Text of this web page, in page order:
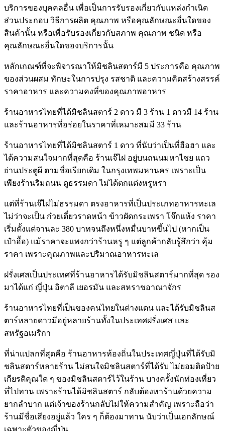
บริการของบุคคลอื่น เพื่อเป็นการรับรองเกี่ยวกับแหล่งกำเนิด
ส่วนประกอบ วิธีการผลิต คุณภาพ หรือคุณลักษณะอื่นใดของ
สินค้านั้น หรือเพื่อรับรองเกี่ยวกับสภาพ คุณภาพ ชนิด หรือ
คุณลักษณะอื่นใดของบริการนั้น
หลักเกณฑ์ที่จะพิจารณาให้มิชลินสตาร์มี 5 ประการคือ คุณภาพ
ของส่วนผสม ทักษะในการปรุง รสชาติ และความคิดสร้างสรรค์
ราคาอาหาร และความคงที่ของคุณภาพอาหาร
ร้านอาหารไทยที่ได้มิชลินสตาร์ 2 ดาว มี 3 ร้าน 1 ดาวมี 14 ร้าน
และร้านอาหารที่อร่อยในราคาที่เหมาะสมมี 33 ร้าน
ร้านอาหารไทยที่ได้มิชลินสตาร์ 1 ดาว ที่นับว่าเป็นที่ฮือฮา และ
ได้ความสนใจมากที่สุดคือ ร้านเจ๊ไฝ อยู่บนถนนมหาไชย แถว
ย่านประตูผี ตามชื่อเรียกเดิม ในกรุงเทพมหานคร เพราะเป็น
เพียงร้านริมถนน ดูธรรมดา ไม่ได้ตกแต่งหรูหรา
แต่ที่ร้านเจ๊ไฝไม่ธรรมดา ตรงอาหารที่เป็นประเภทอาหารทะเล
ไม่ว่าจะเป็น ก๋วยเตี๋ยวราดหน้า ข้าวผัดกระเพรา โจ๊กแห้ง ราคา
เริ่มตั้งแต่จานละ 380 บาทจนถึงหนึ่งหมื่นบาทขึ้นไป (หากเป็น
เป๋าฮื้อ) แม้ราคาจะแพงกว่าร้านหรู ๆ แต่ลูกค้ากลับรู้สึกว่า คุ้ม
ราคา เพราะคุณภาพและปริมาณอาหารทะเล
ฝรั่งเศสเป็นประเทศที่ร้านอาหารได้รับมิชลินสตาร์มากที่สุด รอง
มาได้แก่ ญี่ปุ่น อิตาลี เยอรมัน และสหราชอาณาจักร
ร้านอาหารไทยที่เป็นของคนไทยในต่างแดน และได้รับมิชลินส
ตาร์หลายดาวมีอยู่หลายร้านทั้งในประเทศฝรั่งเศส และ
สหรัฐอเมริกา
ที่น่าแปลกที่สุดคือ ร้านอาหารท้องถิ่นในประเทศญี่ปุ่นที่ได้รับมิ
ชลินสตาร์หลายร้าน ไม่สนใจมิชลินสตาร์ที่ได้รับ ไม่ยอมติดป้าย
เกียรติคุณใด ๆ ของมิชลินสตาร์ไว้ในร้าน บางครั้งนักท่องเที่ยว
ที่ไปทาน เพราะร้านได้มิชลินสตาร์ กลับต้องหาร้านด้วยความ
ยากลำบาก แต่เจ้าของร้านกลับไม่ให้ความสำคัญ เพราะถือว่า
ร้านมีชื่อเสียงอยู่แล้ว ใคร ๆ ก็ต้องมาทาน นับว่าเป็นเอกลักษณ์
เฉพาะตัวของญี่ปุ่น